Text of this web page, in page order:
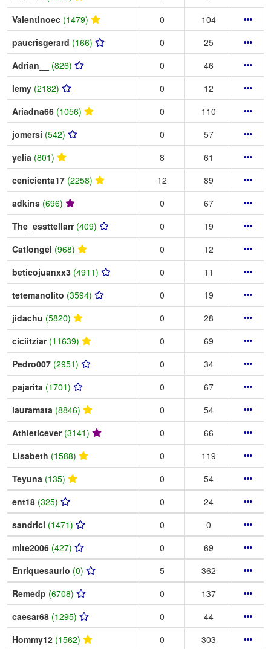
Valentinoec (1479) 0
104
paucrisgerard (166) 0
25
Adrian__ (826) 0
46
lemy (2182) 0
12
Ariadna66 (1056) 0
110
jomersi (542) 0
57
yelia (801) 8
61
cenicienta17 (2258) 12
89
adkins (696) 0
67
The_essttellarr (409) 0
19
Catlongel (968) 0
12
beticojuanxx3 (4911) 0
11
tetemanolito (3594) 0
19
jidachu (5820) 0
28
ciciitziar (11639) 0
69
Pedro007 (2951) 0
34
pajarita (1701) 0
67
lauramata (8846) 0
54
Athleticever (3141) 0
66
Lisabeth (1588) 0
119
Teyuna (135) 0
54
ent18 (325) 0
24
sandricl (1471) 0
0
mite2006 (427) 0
69
Enriquesaurio (0) 5
362
Remedp (6708) 0
137
caesar68 (1295) 0
44
Hommy12 (1562) 0
303